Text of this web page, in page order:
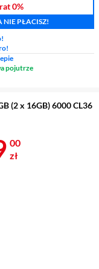
0%
NIE PŁACISZ!
pojutrze
(2 x 16GB) 6000 CL36
719 zł
00
zł